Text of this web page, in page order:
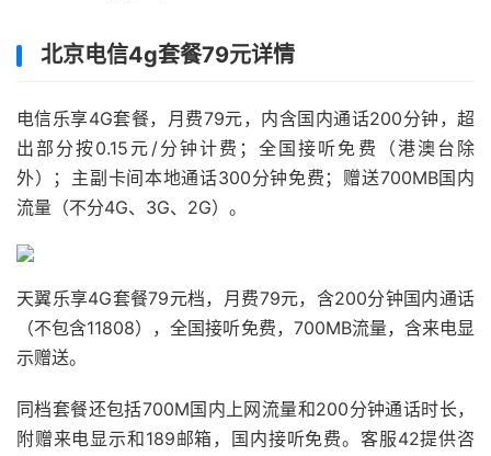
北京电信4g套餐79元详情
电信乐享4G套餐，月费79元，内含国内通话200分钟，超
出部分按0.15元/分钟计费；全国接听免费（港澳台除
外）；主副卡间本地通话300分钟免费；赠送700MB国内
流量（不分4G、3G、2G）。
天翼乐享4G套餐79元档，月费79元，含200分钟国内通话
（不包含11808），全国接听免费，700MB流量，含来电显
示赠送。
同档套餐还包括700M国内上网流量和200分钟通话时长，
附赠来电显示和189邮箱，国内接听免费。客服42提供咨